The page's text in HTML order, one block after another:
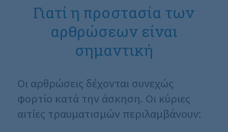
Γιατί η προστασία των
αρθρώσεων είναι
σημαντική
Οι αρθρώσεις δέχονται συνεχώς
φορτίο κατά την άσκηση. Οι κύριες
αιτίες τραυματισμών περιλαμβάνουν: